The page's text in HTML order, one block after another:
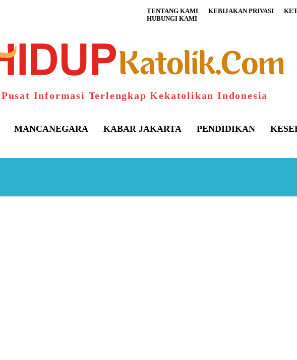
TENTANG KAMI KEBIJAKAN PRIVASI
HUBUNGI KAMI
Pusat Informasi Terlengkap Kekatolikan Indonesia
MANCANEGARA KABAR JAKARTA PENDIDIKAN